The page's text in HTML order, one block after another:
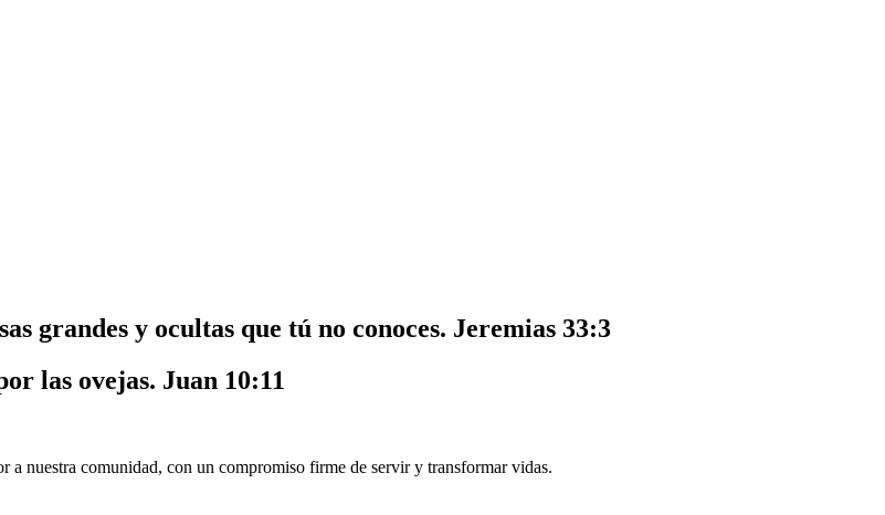
grandes y ocultas que tú no conoces. Jeremias 33:3
las ovejas. Juan 10:11
a nuestra comunidad, con un compromiso firme de servir y transformar vidas.